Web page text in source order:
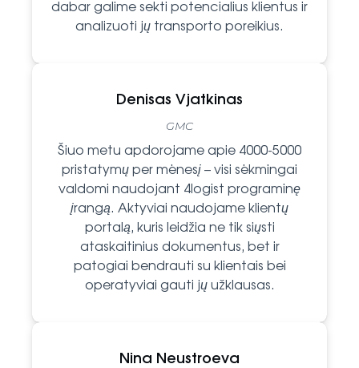
dabar galime sekti potencialius klientus ir
analizuoti jų transporto poreikius.
Denisas Vjatkinas
GMC
Šiuo metu apdorojame apie 4000-5000
pristatymų per mėnesį – visi sėkmingai
valdomi naudojant 4logist programinę
įrangą. Aktyviai naudojame klientų
portalą, kuris leidžia ne tik siųsti
ataskaitinius dokumentus, bet ir
patogiai bendrauti su klientais bei
operatyviai gauti jų užklausas.
Nina Neustroeva